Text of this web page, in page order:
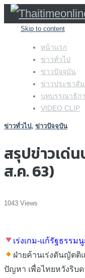
Skip to content
หน้าแรก
ข่าวทั่วไป
ข่าวปัจจุบัน
ข่าวประชาสั
บทบรรณาธิก
VIDEO CLIP
ข่าวทั่วไป, ข่าวปัจจุบัน
สรุปข่าวเด่น
ส.ค. 63)
1043 Views
เร่งเกม-แก้รัฐธรร
ฝ่ายค้านเร่งดันญัตติ
ปัญหา เพื่อไทยหวังริบด